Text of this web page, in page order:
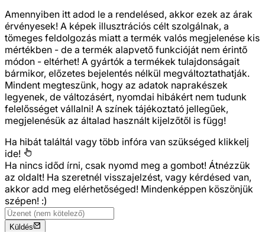
Amennyiben itt adod le a rendelésed, akkor ezek az árak
érvényesek! A képek illusztrációs célt szolgálnak, a
tömeges feldolgozás miatt a termék valós megjelenése kis
mértékben - de a termék alapvető funkcióját nem érintő
módon - eltérhet! A gyártók a termékek tulajdonságait
bármikor, előzetes bejelentés nélkül megváltoztathatják.
Mindent megteszünk, hogy az adatok naprakészek
legyenek, de változásért, nyomdai hibákért nem tudunk
felelősséget vállalni! A színek tájékoztató jellegűek,
megjelenésük az általad használt kijelzőtől is függ!
Ha hibát találtál vagy több infóra van szükséged klikkelj
ide!
Ha nincs időd írni, csak nyomd meg a gombot! Átnézzük
az oldalt! Ha szeretnél visszajelzést, vagy kérdésed van,
akkor add meg elérhetőséged! Mindenképpen köszönjük
szépen! :)
Küldés